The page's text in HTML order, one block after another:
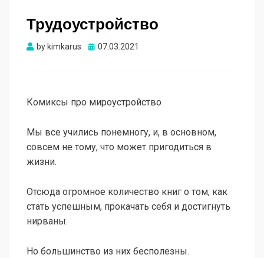
Трудоустройство
by kimkarus Опубликовано
07.03.2021
Комиксы про мироустройство
Мы все учились понемногу, и, в основном,
совсем не тому, что может пригодиться в
жизни.
Отсюда огромное количество книг о том, как
стать успешным, прокачать себя и достигнуть
нирваны.
Но большинство из них бесполезны.